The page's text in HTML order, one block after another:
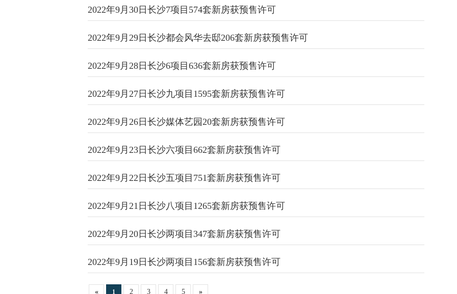
2022年9月30日长沙7项目574套新房获预售许可
2022年9月29日长沙都会风华去邸206套新房获预售许可
2022年9月28日长沙6项目636套新房获预售许可
2022年9月27日长沙九项目1595套新房获预售许可
2022年9月26日长沙媒体艺园20套新房获预售许可
2022年9月23日长沙六项目662套新房获预售许可
2022年9月22日长沙五项目751套新房获预售许可
2022年9月21日长沙八项目1265套新房获预售许可
2022年9月20日长沙两项目347套新房获预售许可
2022年9月19日长沙两项目156套新房获预售许可
« 1 2 3 4 5 »